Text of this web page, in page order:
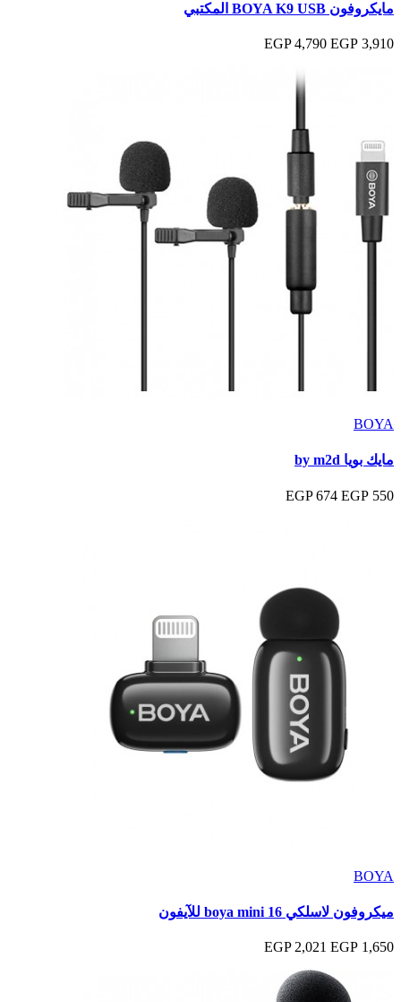
مايكروفون BOYA K9 USB المكتبي
3,910 EGP
4,790 EGP
BOYA
مايك بويا by m2d
550 EGP
674 EGP
BOYA
ميكروفون لاسلكي boya mini 16 للآيفون
1,650 EGP
2,021 EGP